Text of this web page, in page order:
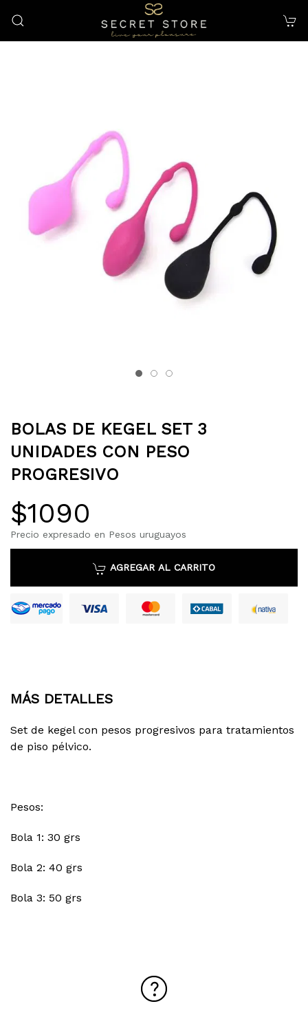
BOLAS DE KEGEL SET 3
UNIDADES CON PESO
PROGRESIVO
$1090
Precio expresado en Pesos uruguayos
AGREGAR AL CARRITO
Mercado Pago Mastercard Cabal
MÁS DETALLES
Set de kegel con pesos progresivos para tratamientos
de piso pélvico.
Pesos:
Bola 1: 30 grs
Bola 2: 40 grs
Bola 3: 50 grs